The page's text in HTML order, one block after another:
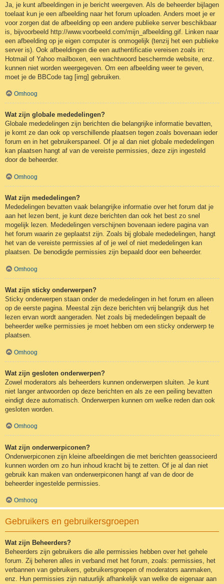
Ja, je kunt afbeeldingen in je bericht weergeven. Als de beheerder bijlagen
toelaat kun je een afbeelding naar het forum uploaden. Anders moet je er
voor zorgen dat de afbeelding op een andere publieke server beschikbaar
is, bijvoorbeeld http://www.voorbeeld.com/mijn_afbeelding.gif. Linken naar
een afbeelding op je eigen computer is onmogelijk (tenzij het een publieke
server is). Ook afbeeldingen die een authentificatie vereisen zoals in:
Hotmail of Yahoo mailboxen, een wachtwoord beschermde website, enz.
kunnen niet worden weergegeven. Om een afbeelding weer te geven,
moet je de BBCode tag [img] gebruiken.
Omhoog
Wat zijn globale mededelingen?
Globale mededelingen zijn berichten die belangrijke informatie bevatten,
je komt ze dan ook op verschillende plaatsen tegen zoals bovenaan ieder
forum en in het gebruikerspaneel. Of je al dan niet globale mededelingen
kan plaatsen hangt af van de vereiste permissies, deze zijn ingesteld
door de beheerder.
Omhoog
Wat zijn mededelingen?
Mededelingen bevatten vaak belangrijke informatie over het forum dat je
aan het lezen bent, je kunt deze berichten dan ook het best zo snel
mogelijk lezen. Mededelingen verschijnen bovenaan iedere pagina van
het forum waarin ze geplaatst zijn. Zoals bij globale mededelingen, hangt
het van de vereiste permissies af of je wel of niet mededelingen kan
plaatsen. De benodigde permissies zijn bepaald door een beheerder.
Omhoog
Wat zijn sticky onderwerpen?
Sticky onderwerpen staan onder de mededelingen in het forum en alleen
op de eerste pagina. Meestal zijn deze berichten vrij belangrijk dus het
lezen ervan wordt aangeraden. Net zoals bij mededelingen bepaalt de
beheerder welke permissies je moet hebben om een sticky onderwerp te
plaatsen.
Omhoog
Wat zijn gesloten onderwerpen?
Zowel moderators als beheerders kunnen onderwerpen sluiten. Je kunt
niet langer antwoorden op deze berichten en als ze een peiling bevatten
eindigt deze automatisch. Onderwerpen kunnen om welke reden dan ook
gesloten worden.
Omhoog
Wat zijn onderwerpiconen?
Onderwerpiconen zijn kleine afbeeldingen die met berichten geassocieerd
kunnen worden om zo hun inhoud kracht bij te zetten. Of je al dan niet
gebruik kan maken van onderwerpiconen hangt af van de door de
beheerder ingestelde permissies.
Omhoog
Gebruikers en gebruikersgroepen
Wat zijn Beheerders?
Beheerders zijn gebruikers die alle permissies hebben over het gehele
forum. Zij beheren alles in verband met het forum, zoals: permissies, het
verbannen van gebruikers, gebruikersgroepen of moderators aanmaken,
enz. Hun permissies zijn natuurlijk afhankelijk van welke de eigenaar aan